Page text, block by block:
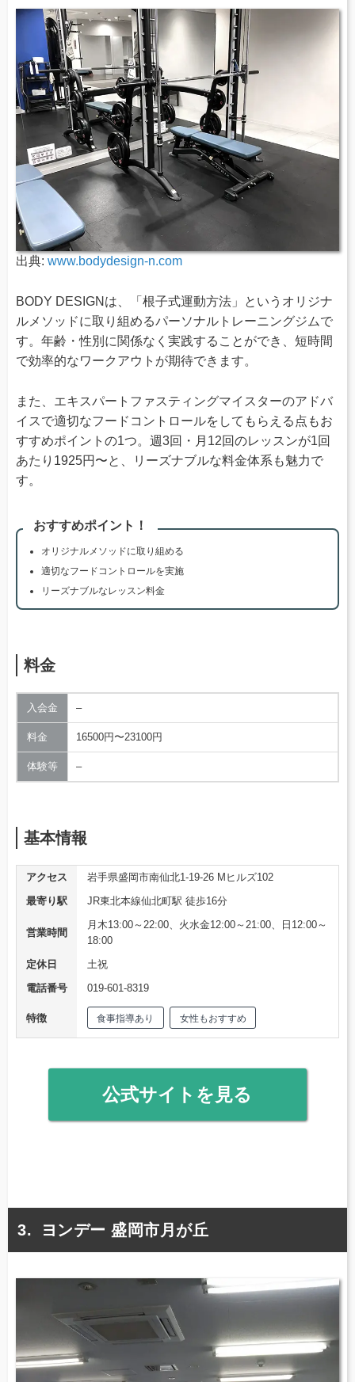
出典: www.bodydesign-n.com
BODY DESIGNは、「根子式運動方法」というオリジナ
ルメソッドに取り組めるパーソナルトレーニングジムで
す。年齢・性別に関係なく実践することができ、短時間
で効率的なワークアウトが期待できます。
また、エキスパートファスティングマイスターのアドバ
イスで適切なフードコントロールをしてもらえる点もお
すすめポイントの1つ。週3回・月12回のレッスンが1回
あたり1925円〜と、リーズナブルな料金体系も魅力で
す。
おすすめポイント！
オリジナルメソッドに取り組める
適切なフードコントロールを実施
リーズナブルなレッスン料金
料金
入会金 –
料金 16500円〜23100円
体験等 –
基本情報
アクセス
岩手県盛岡市南仙北1-19-26 Mヒルズ102
最寄り駅
JR東北本線仙北町駅 徒歩16分
営業時間
月木13:00～22:00、火水金12:00～21:00、日12:00～
18:00
定休日
土祝
電話番号
019-601-8319
特徴 食事指導あり 女性もおすすめ
公式サイトを見る
ヨンデー 盛岡市月が丘